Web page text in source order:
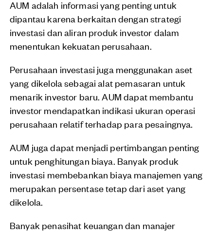
AUM adalah informasi yang penting untuk
dipantau karena berkaitan dengan strategi
investasi dan aliran produk investor dalam
menentukan kekuatan perusahaan.
Perusahaan investasi juga menggunakan aset
yang dikelola sebagai alat pemasaran untuk
menarik investor baru. AUM dapat membantu
investor mendapatkan indikasi ukuran operasi
perusahaan relatif terhadap para pesaingnya.
AUM juga dapat menjadi pertimbangan penting
untuk penghitungan biaya. Banyak produk
investasi membebankan biaya manajemen yang
merupakan persentase tetap dari aset yang
dikelola.
Banyak penasihat keuangan dan manajer